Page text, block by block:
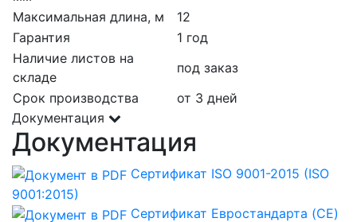
Максимальная длина, м
12
Гарантия
1 год
Наличие листов на
складе
под заказ
Срок производства
от 3 дней
Документация
Документация
Сертификат ISO 9001-2015 (ISO
9001:2015)
Сертификат Евростандарта (CE)